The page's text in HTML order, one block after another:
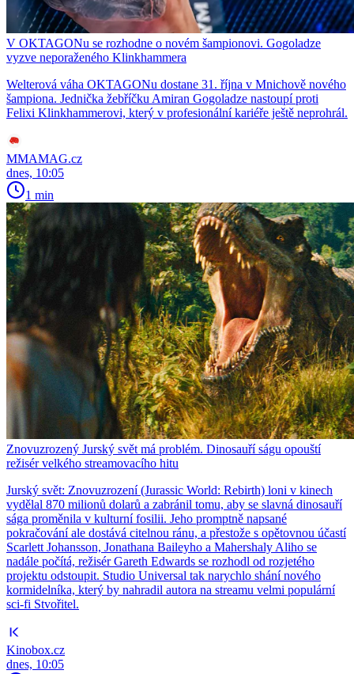
V OKTAGONu se rozhodne o novém šampionovi. Gogoladze
vyzve neporaženého Klinkhammera
Welterová váha OKTAGONu dostane 31. října v Mnichově nového
šampiona. Jednička žebříčku Amiran Gogoladze nastoupí proti
Felixi Klinkhammerovi, který v profesionální kariéře ještě neprohrál.
MMAMAG.cz
dnes, 10:05
1 min
Znovuzrozený Jurský svět má problém. Dinosauří ságu opouští
režisér velkého streamovacího hitu
Jurský svět: Znovuzrození (Jurassic World: Rebirth) loni v kinech
vydělal 870 milionů dolarů a zabránil tomu, aby se slavná dinosauří
sága proměnila v kulturní fosilii. Jeho promptně napsané
pokračování ale dostává citelnou ránu, a přestože s opětovnou účastí
Scarlett Johansson, Jonathana Baileyho a Mahershaly Aliho se
nadále počítá, režisér Gareth Edwards se rozhodl od rozjetého
projektu odstoupit. Studio Universal tak narychlo shání nového
kormidelníka, který by nahradil autora na streamu velmi populární
sci-fi Stvořitel.
Kinobox.cz
dnes, 10:05